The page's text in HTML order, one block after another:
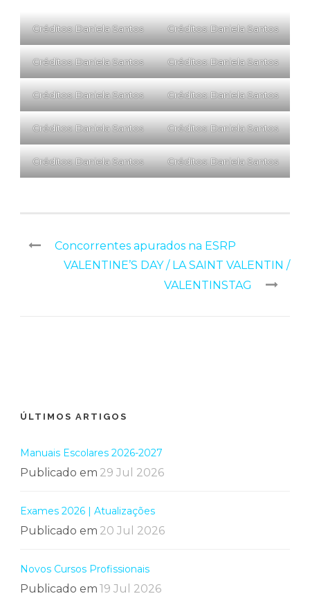
Créditos: Daniela Santos Créditos: Daniela Santos
Créditos: Daniela Santos Créditos: Daniela Santos
Créditos: Daniela Santos Créditos: Daniela Santos
Créditos: Daniela Santos Créditos: Daniela Santos
Créditos: Daniela Santos Créditos: Daniela Santos
Concorrentes apurados na ESRP
VALENTINE’S DAY / LA SAINT VALENTIN /
VALENTINSTAG
ÚLTIMOS ARTIGOS
Manuais Escolares 2026-2027
Publicado em 29 Jul 2026
Exames 2026 | Atualizações
Publicado em 20 Jul 2026
Novos Cursos Profissionais
Publicado em 19 Jul 2026